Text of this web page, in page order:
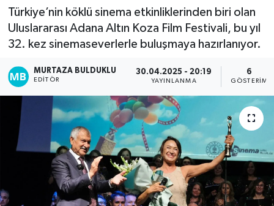
Türkiye’nin köklü sinema etkinliklerinden biri olan
Uluslararası Adana Altın Koza Film Festivali, bu yıl
32. kez sinemaseverlerle buluşmaya hazırlanıyor.
MURTAZA BULDUKLU
EDITÖR
30.04.2025 - 20:19
YAYINLANMA
6
GÖSTERIM
Kadın
Magazin
Yaşam